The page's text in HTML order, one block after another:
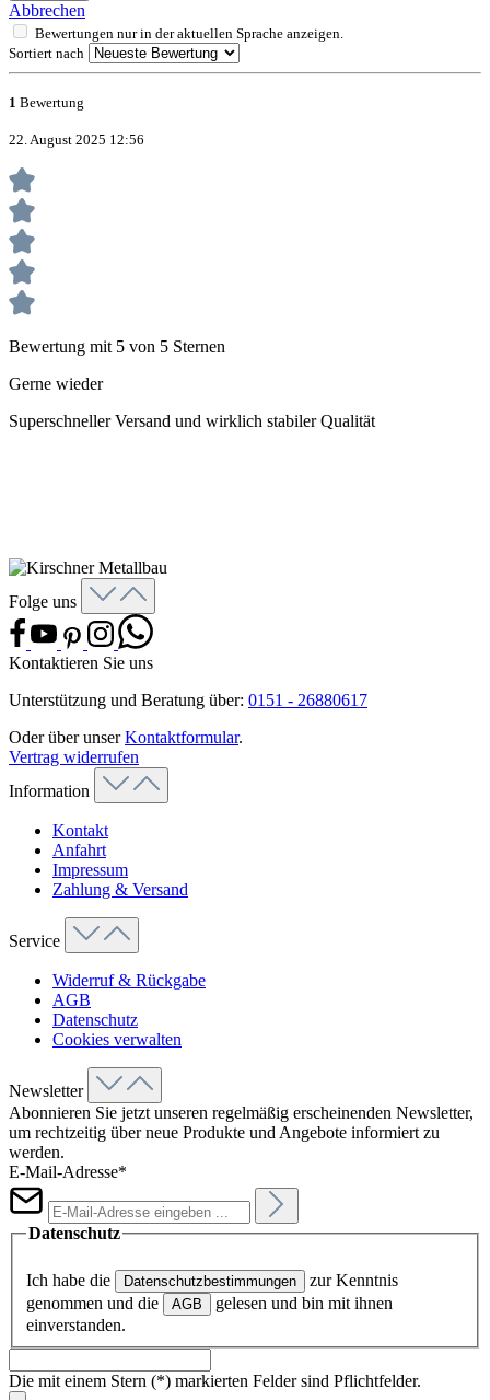
Abbrechen
Bewertungen nur in der aktuellen Sprache anzeigen.
Sortiert nach
1 Bewertung
22. August 2025 12:56
Bewertung mit 5 von 5 Sternen
Gerne wieder
Superschneller Versand und wirklich stabiler Qualität
Folge uns
Kontaktieren Sie uns
Unterstützung und Beratung über: 0151 - 26880617
Oder über unserKontaktformular.
Vertrag widerrufen
Information
Kontakt
Anfahrt
Impressum
Zahlung & Versand
Service
Widerruf & Rückgabe
AGB
Datenschutz
Cookies verwalten
Newsletter
Abonnieren Sie jetzt unseren regelmäßig erscheinenden Newsletter,
um rechtzeitig über neue Produkte und Angebote informiert zu
werden.
E-Mail-Adresse*
Datenschutz
Ich habe die Datenschutzbestimmungen
zur Kenntnis
genommen und die
AGB
gelesen und bin mit ihnen
einverstanden.
Die mit einem Stern (*) markierten Felder sind Pflichtfelder.